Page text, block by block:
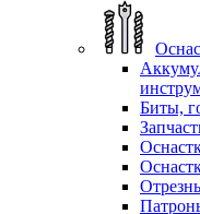
Биты,